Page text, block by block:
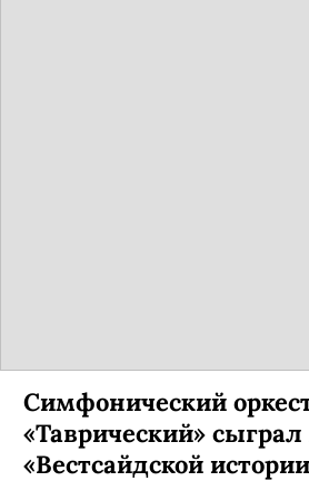
Симфонический
«Таврический»
«Вестсайдской